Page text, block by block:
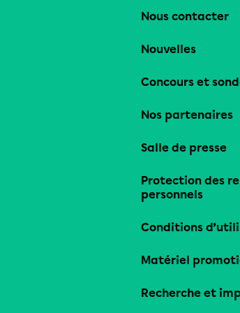
Nous contacter
Nouvelles
Concours et
Nos partenaires
Salle de presse
Protection des
personnels
Conditions
Matériel
Recherche et